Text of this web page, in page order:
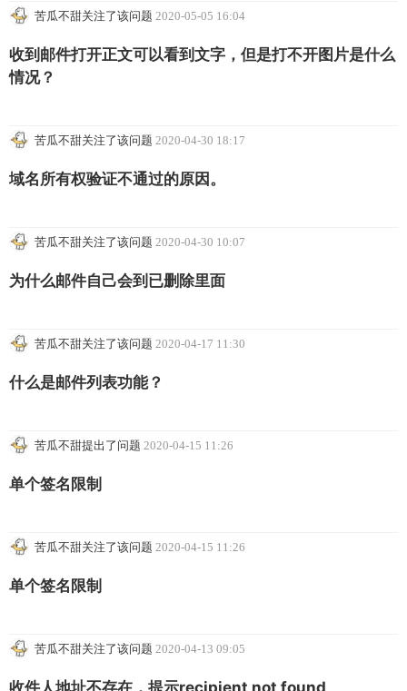
苦瓜不甜关注了该问题 2020-05-05 16:04
收到邮件打开正文可以看到文字，但是打不开图片是什么
情况？
苦瓜不甜关注了该问题 2020-04-30 18:17
域名所有权验证不通过的原因。
苦瓜不甜关注了该问题 2020-04-30 10:07
为什么邮件自己会到已删除里面
苦瓜不甜关注了该问题 2020-04-17 11:30
什么是邮件列表功能？
苦瓜不甜提出了问题 2020-04-15 11:26
单个签名限制
苦瓜不甜关注了该问题 2020-04-15 11:26
单个签名限制
苦瓜不甜关注了该问题 2020-04-13 09:05
收件人地址不存在，提示recipient not found